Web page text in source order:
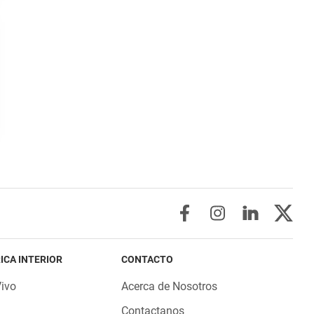
INTERIOR CONTACTO
Acerca de Nosotros
Contactanos